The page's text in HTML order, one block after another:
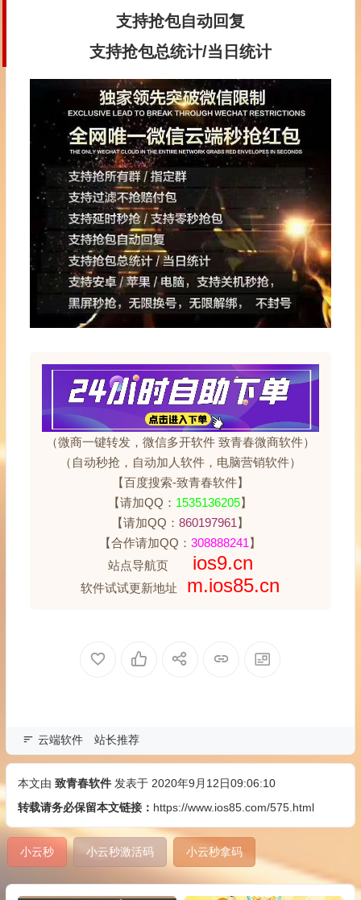
支持抢包自动回复
支持抢包总统计/当日统计
（微商一键转发，微信多开软件 致青春微商软件）
（自动秒抢，自动加人软件，电脑营销软件）
【百度搜索-致青春软件】
【请加QQ： 1535136205】
【请加QQ：860197961】
【合作请加QQ：308888241】
站点导航页
ios9.cn
软件试试更新地址 m.ios85.cn
云端软件 站长推荐
本文由 致青春软件发表于 2020年9月12日09:06:10
转载请务必保留本文链接： https://www.ios85.com/575.html
小云秒 小云秒激活码 小云秒拿码